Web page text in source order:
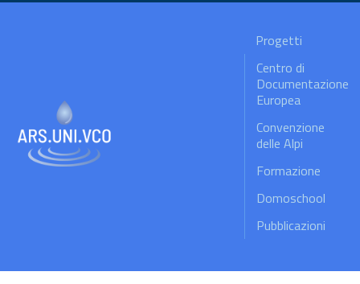
Progetti
Centro di
Documentazione
Europea
Convenzione
delle Alpi
Formazione
Domoschool
Pubblicazioni